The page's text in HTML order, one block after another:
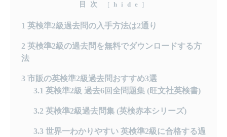
目次 [ hide ]
1 英検準2級過去問の入手方法は2通り
2 英検準2級の過去問を無料でダウンロードする方
法
3 市販の英検準2級過去問おすすめ3選
3.1 英検準2級 過去6回全問題集 (旺文社英検書)
3.2 英検準2級過去問集 (英検赤本シリーズ)
3.3 世界一わかりやすい 英検準2級に合格する過